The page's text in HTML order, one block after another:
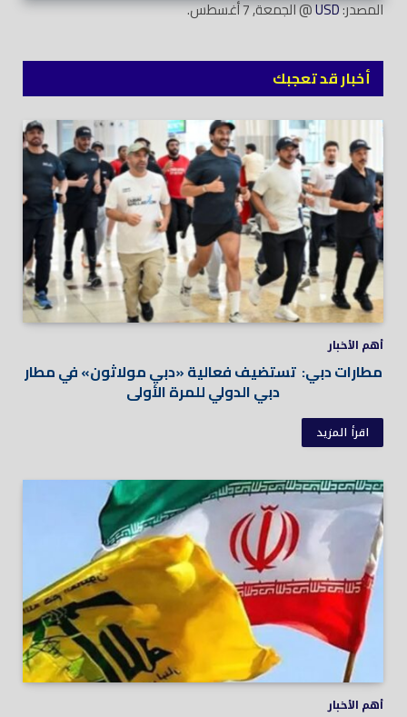
المصدر:USD@ الجمعة, 7 أغسطس.
أخبار قد تعجبك
أهم الأخبار
مطارات دبي: تستضيف فعالية «دبي مولاثون» في مطار
دبي الدولي للمرة الأولى
اقرأ المزيد
أهم الأخبار